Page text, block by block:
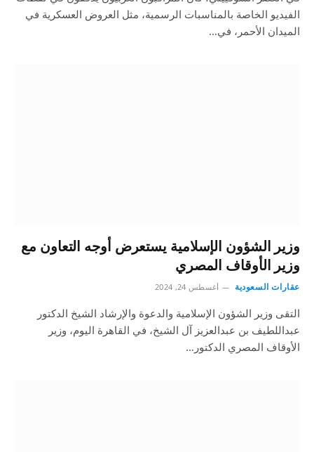
الفيديو الخاصة بالمناسبات الرسمية، مثل العروض العسكرية في
الميدان الأحمر، في…
وزير الشؤون الإسلامية يستعرض أوجه التعاون مع
وزير الأوقاف المصري
عقارات السعودية أغسطس 24, 2024
التقى وزير الشؤون الإسلامية والدعوة والإرشاد الشيخ الدكتور
عبداللطيف بن عبدالعزيز آل الشيخ، في القاهرة اليوم، وزير
الأوقاف المصري الدكتور…